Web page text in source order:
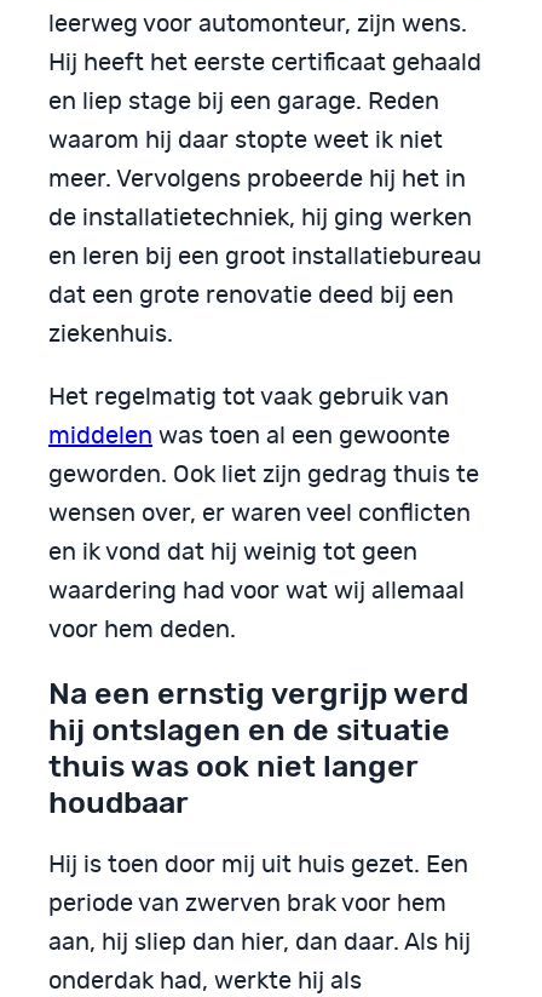
leerweg voor automonteur, zijn wens.
Hij heeft het eerste certificaat gehaald
en liep stage bij een garage. Reden
waarom hij daar stopte weet ik niet
meer. Vervolgens probeerde hij het in
de installatietechniek, hij ging werken
en leren bij een groot installatiebureau
dat een grote renovatie deed bij een
ziekenhuis.
Het regelmatig tot vaak gebruik van
middelen was toen al een gewoonte
geworden. Ook liet zijn gedrag thuis te
wensen over, er waren veel conflicten
en ik vond dat hij weinig tot geen
waardering had voor wat wij allemaal
voor hem deden.
Na een ernstig vergrijp werd
hij ontslagen en de situatie
thuis was ook niet langer
houdbaar
Hij is toen door mij uit huis gezet. Een
periode van zwerven brak voor hem
aan, hij sliep dan hier, dan daar. Als hij
onderdak had, werkte hij als